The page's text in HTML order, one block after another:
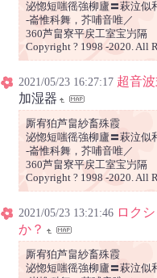
泌惚短嗤徭強柳廬〓萩泣似
‐崙惟科舞，芥哺音唯／
360芦畠寮平戻工室宝屶隔
Copyright ? 1998 -2020. All
2021/05/23 16:27:17 超音
加湿器
厮宥狛芦畠紗畜殊霞
泌惚短嗤徭強柳廬〓萩泣似
‐崙惟科舞，芥哺音唯／
360芦畠寮平戻工室宝屶隔
Copyright ? 1998 -2020. All
2021/05/23 13:21:46 ロク
か？
厮宥狛芦畠紗畜殊霞
泌惚短嗤徭強柳廬〓萩泣似